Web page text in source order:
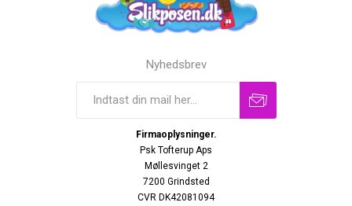
Nyhedsbrev
Firmaoplysninger.
Psk Tofterup Aps
Møllesvinget 2
7200 Grindsted
CVR DK42081094